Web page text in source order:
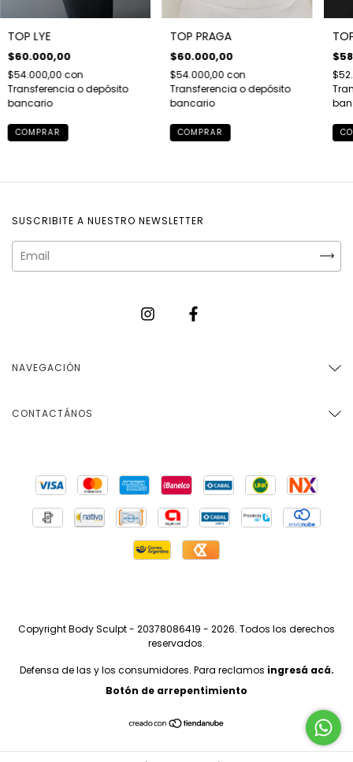
TOP LYE
$60.000,00
$54.000,00 con
Transferencia o depósito
bancario
COMPRAR
TOP PRAGA
$60.000,00
$54.000,00 con
Transferencia o depósito
bancario
COMPRAR
SUSCRIBITE A NUESTRO NEWSLETTER
NAVEGACIÓN
CONTACTÁNOS
Copyright Body Sculpt - 20378086419 - 2026. Todos los derechos
reservados.
Defensa de las y los consumidores. Para reclamos ingresá acá.
Botón de arrepentimiento